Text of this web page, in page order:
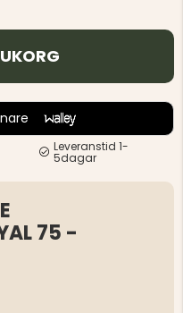
Leveranstid 1-
5dagar
75 -